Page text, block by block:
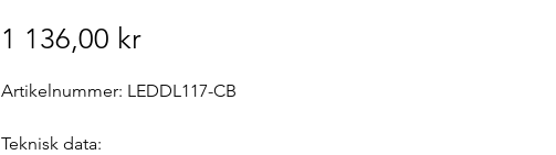
1 136,00 krPris
Artikelnummer: LEDDL117-CB
Teknisk data: